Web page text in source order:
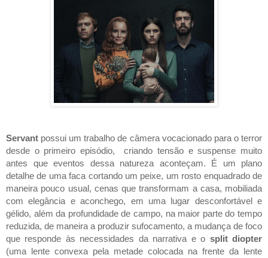
Servant possui um trabalho de câmera vocacionado para o terror
desde o primeiro episódio,  criando tensão e suspense muito
antes que eventos dessa natureza aconteçam. É um plano
detalhe de uma faca cortando um peixe, um rosto enquadrado de
maneira pouco usual, cenas que transformam a casa, mobiliada
com elegância e aconchego, em uma lugar desconfortável e
gélido, além da profundidade de campo, na maior parte do tempo
reduzida, de maneira a produzir sufocamento, a mudança de foco
que responde às necessidades da narrativa e o split diopter
(uma lente convexa pela metade colocada na frente da lente